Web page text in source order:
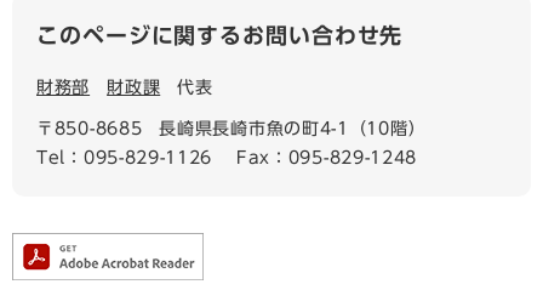
このページに関するお問い合わせ先
財務部 財政課 代表
〒850-8685
長崎県長崎市魚の町4-1（10階）
Tel：095-829-1126
Fax：095-829-1248